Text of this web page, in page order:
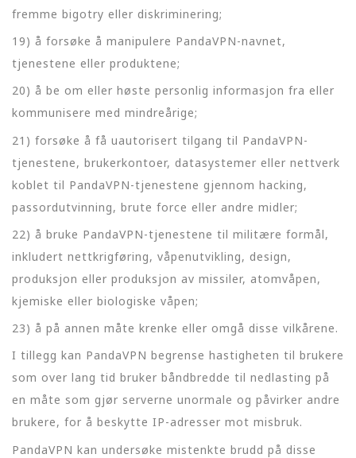
fremme bigotry eller diskriminering;
19) å forsøke å manipulere PandaVPN-navnet,
tjenestene eller produktene;
20) å be om eller høste personlig informasjon fra eller
kommunisere med mindreårige;
21) forsøke å få uautorisert tilgang til PandaVPN-
tjenestene, brukerkontoer, datasystemer eller nettverk
koblet til PandaVPN-tjenestene gjennom hacking,
passordutvinning, brute force eller andre midler;
22) å bruke PandaVPN-tjenestene til militære formål,
inkludert nettkrigføring, våpenutvikling, design,
produksjon eller produksjon av missiler, atomvåpen,
kjemiske eller biologiske våpen;
23) å på annen måte krenke eller omgå disse vilkårene.
I tillegg kan PandaVPN begrense hastigheten til brukere
som over lang tid bruker båndbredde til nedlasting på
en måte som gjør serverne unormale og påvirker andre
brukere, for å beskytte IP-adresser mot misbruk.
PandaVPN kan undersøke mistenkte brudd på disse